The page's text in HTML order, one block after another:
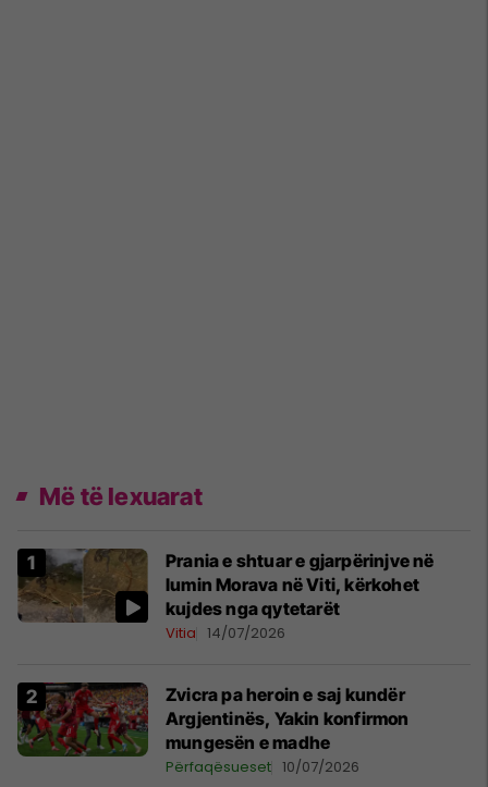
Më të lexuarat
Prania e shtuar e gjarpërinjve në
lumin Morava në Viti, kërkohet
kujdes nga qytetarët
Vitia 14/07/2026
Zvicra pa heroin e saj kundër
Argjentinës, Yakin konfirmon
mungesën e madhe
Përfaqësueset 10/07/2026